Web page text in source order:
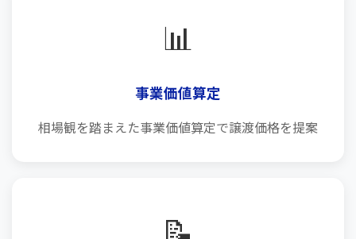
📊
事業価値算定
相場観を踏まえた事業価値算定で譲渡価格を提案